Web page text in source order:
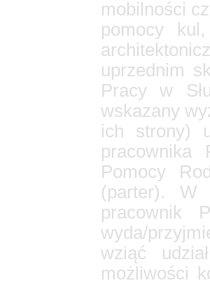
mobilności
pomocy
uprzednim
Pracy w
wskazany
ich strony)
pracownika
Pomocy
(parter). W
pracownik
wyda/
wziąć
możliwości